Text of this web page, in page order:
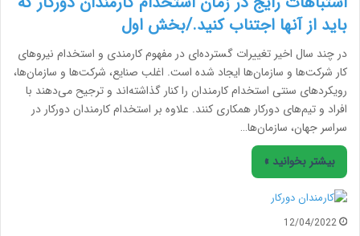
باید از آنها اجتناب کنید./بخش اول
در چند سال اخیر تغییرات گسترده‌ای در مفهوم کارمندی و استخدام نیروهای
کار شرکت‌ها و سازمان‌ها ایجاد شده است. اغلب صنایع، شرکت‌ها و سازمان‌ها،
رویکردهای سنتی استخدام کارمندان را کنار گذاشته‌اند و ترجیح می‌دهند با
افراد و تیم‌های دورکار همکاری کنند. علاوه بر استخدام کارمندان دورکار در
سراسر جهان، سازمان‌ها…
بیشتر بخوانید »
12/04/2022